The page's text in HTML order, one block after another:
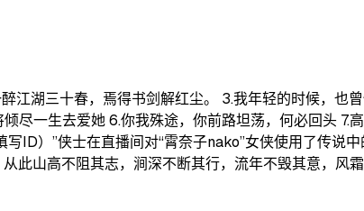
江湖三十春，焉得书剑解红尘。 3.我年轻的时候，
尽一生去爱她 6.你我殊途，你前路坦荡，何必回头
ID）”侠士在直播间对“霄奈子nako”女侠使用了传说
此山高不阻其志，涧深不断其行，流年不毁其意，风